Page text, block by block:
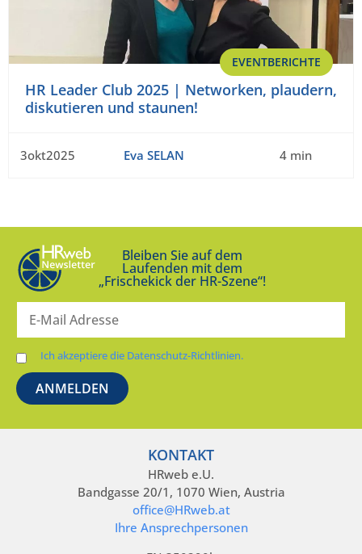
EVENTBERICHTE
HR Leader Club 2025 | Networken, plaudern,
diskutieren und staunen!
3okt2025 Eva SELAN 4 min
Bleiben Sie auf dem
Laufenden mit dem
„Frischekick der HR-Szene“!
Ich akzeptiere die Datenschutz-Richtlinien.
KONTAKT
HRweb e.U.
Bandgasse 20/1, 1070 Wien, Austria
office@HRweb.at
Ihre Ansprechpersonen